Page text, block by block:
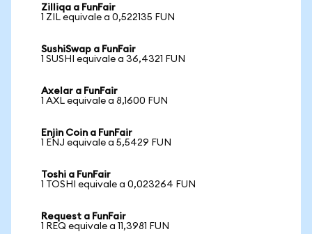
Zilliqa a FunFair
1 ZIL equivale a 0,522135 FUN
SushiSwap a FunFair
1 SUSHI equivale a 36,4321 FUN
Axelar a FunFair
1 AXL equivale a 8,1600 FUN
Enjin Coin a FunFair
1 ENJ equivale a 5,5429 FUN
Toshi a FunFair
1 TOSHI equivale a 0,023264 FUN
Request a FunFair
1 REQ equivale a 11,3981 FUN